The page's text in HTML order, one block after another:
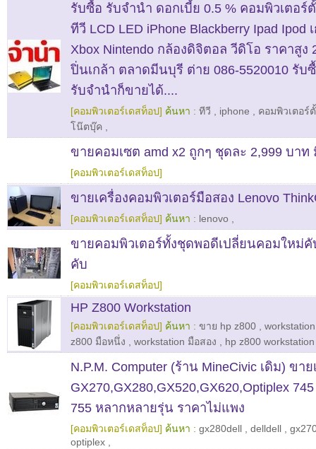
รับซื้อ รับจำนำ ดอกเบี้ย 0.5 % คอมพิวเตอร์
ทีวี LCD LED iPhone Blackberry Ipad Ipod
Xbox Nintendo กล้องดิจิตอล วีดิโอ ราคาสูง
ปิ่นเกล้า ตลาดมีนบุรี ต่าย 086-5520010 รับ
รับจำนำก็ขายได้....
[คอมพิวเตอร์เดสท็อป] ค้นหา : ทีวี iphone
คอมพิวเตอร์
โน๊ตบุ๊ค
ขายคอมเซต amd x2 ถูกๆ ชุดละ 2,999 บาท
[คอมพิวเตอร์เดสท็อป]
ขายเครื่องคอมพิวเตอร์มือสอง Lenovo
[คอมพิวเตอร์เดสท็อป] ค้นหา : lenovo
ขายคอมพิวเตอร์ทั้งชุดพอดีเปลี่ยนคอมใหม่คั
คับ
[คอมพิวเตอร์เดสท็อป]
HP Z800 Workstation
[คอมพิวเตอร์เดสท็อป] ค้นหา : ขาย hp z800
z800 มือหนึ่ง
workstation มือสอง hp z800 workstation
N.P.M. Computer (ร้าน MineCivic เดิม) ขาย
GX270,GX280,GX520,GX620,Optiplex
755 หลากหลายรุ่น ราคาไม่แพง
[คอมพิวเตอร์เดสท็อป] ค้นหา : gx280dell delldell
optiplex